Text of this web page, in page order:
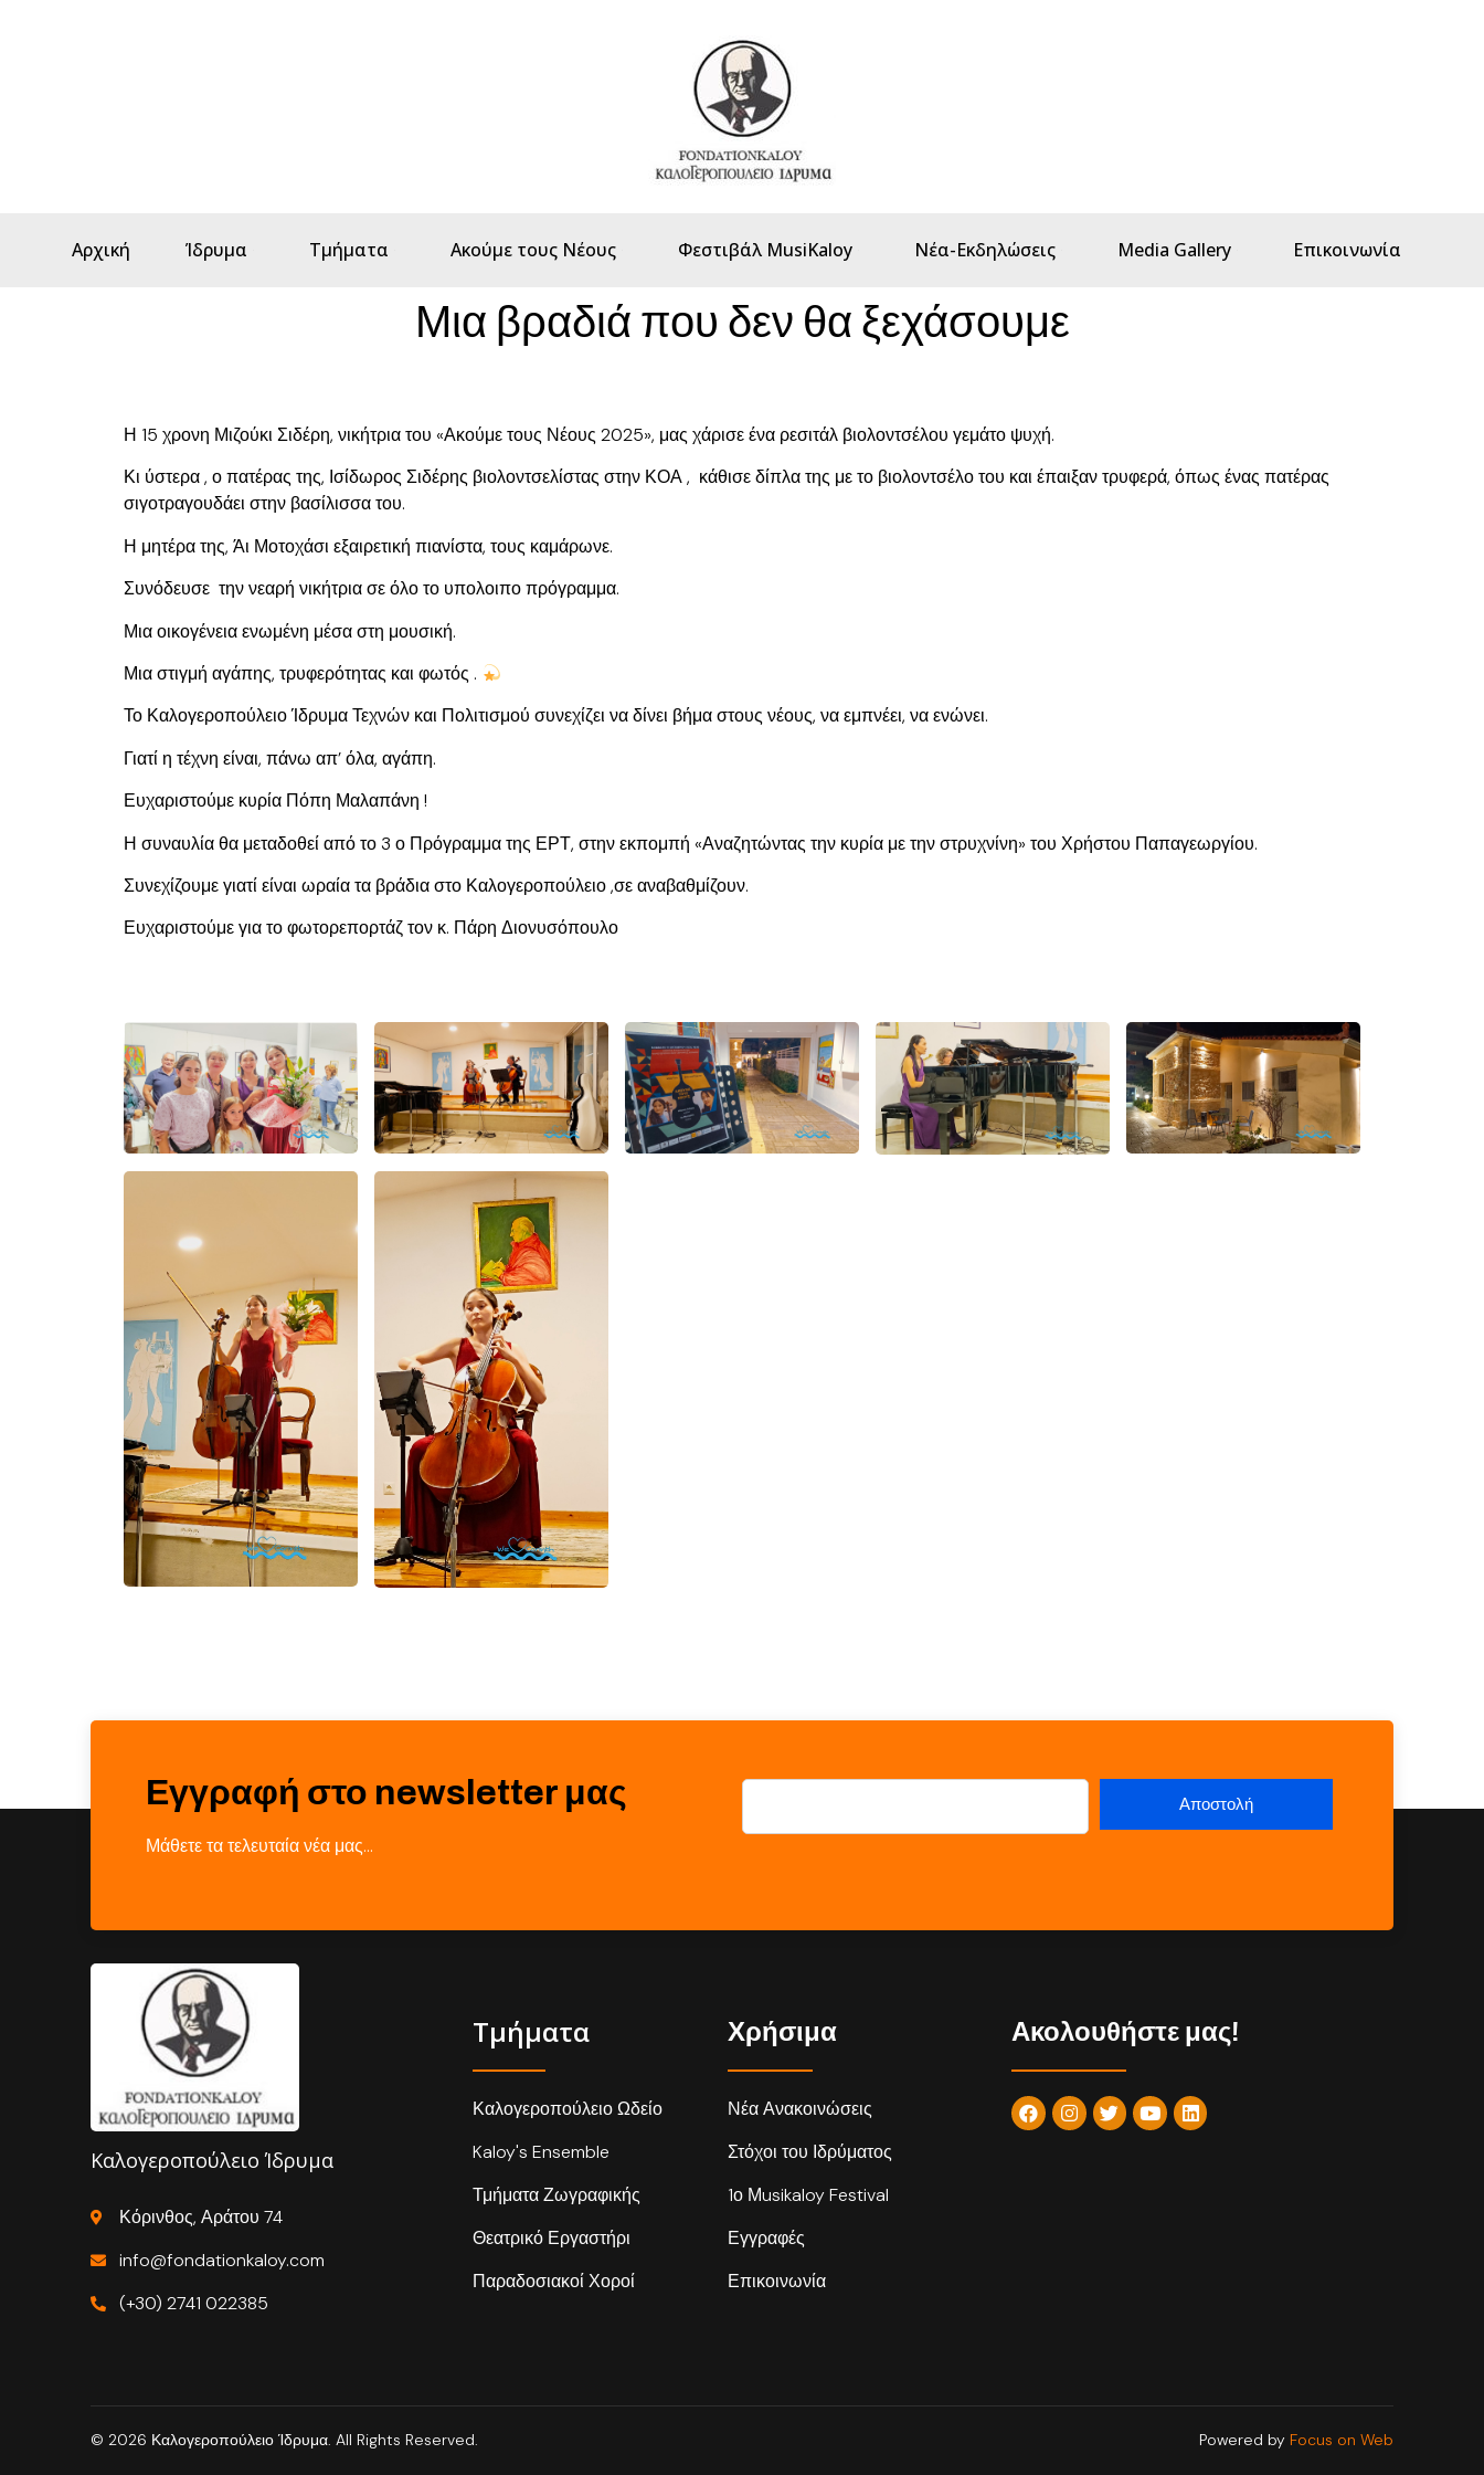
Αρχική Ίδρυμα Τμήματα Ακούμε τους Νέους Φεστιβάλ MusiKaloy Νέα-Εκδηλώσεις Media Gallery Επικοινωνία
Μια βραδιά που δεν θα ξεχάσουμε
Η 15 χρονη Μιζούκι Σιδέρη, νικήτρια του «Ακούμε τους Νέους 2025», μας χάρισε ένα ρεσιτάλ βιολοντσέλου γεμάτο ψυχή.
Κι ύστερα , ο πατέρας της, Ισίδωρος Σιδέρης βιολοντσελίστας στην ΚΟΑ , κάθισε δίπλα της με το βιολοντσέλο του και έπαιξαν τρυφερά, όπως ένας πατέρας
σιγοτραγουδάει στην βασίλισσα του.
Η μητέρα της, Άι Μοτοχάσι εξαιρετική πιανίστα, τους καμάρωνε.
Συνόδευσε την νεαρή νικήτρια σε όλο το υπολοιπο πρόγραμμα.
Μια οικογένεια ενωμένη μέσα στη μουσική.
Μια στιγμή αγάπης, τρυφερότητας και φωτός .
Το Καλογεροπούλειο Ίδρυμα Τεχνών και Πολιτισμού συνεχίζει να δίνει βήμα στους νέους, να εμπνέει, να ενώνει.
Γιατί η τέχνη είναι, πάνω απ’ όλα, αγάπη.
Ευχαριστούμε κυρία Πόπη Μαλαπάνη !
Η συναυλία θα μεταδοθεί από το 3 ο Πρόγραμμα της ΕΡΤ, στην εκπομπή «Αναζητώντας την κυρία με την στρυχνίνη» του Χρήστου Παπαγεωργίου.
Συνεχίζουμε γιατί είναι ωραία τα βράδια στο Καλογεροπούλειο ,σε αναβαθμίζουν.
Ευχαριστούμε για το φωτορεπορτάζ τον κ. Πάρη Διονυσόπουλο
Εγγραφή στο newsletter μας
Μάθετε τα τελευταία νέα μας…
Καλογεροπούλειο Ίδρυμα
Κόρινθος, Αράτου 74
info@fondationkaloy.com
(+30) 2741 022385
Τμήματα
Καλογεροπούλειο Ωδείο
Kaloy's Ensemble
Τμήματα Ζωγραφικής
Θεατρικό Εργαστήρι
Παραδοσιακοί Χοροί
Χρήσιμα
Νέα Ανακοινώσεις
Στόχοι του Ιδρύματος
1ο Μusikaloy Festival
Εγγραφές
Επικοινωνία
Ακολουθήστε μας!
© 2026 Καλογεροπούλειο Ίδρυμα. All Rights Reserved. Powered by Focus on Web